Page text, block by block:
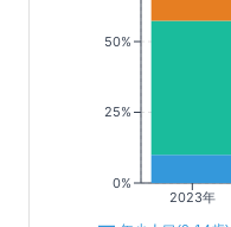
2023年
0%
25%
50%